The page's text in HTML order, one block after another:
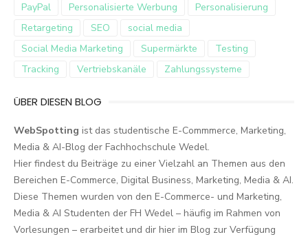
PayPal
Personalisierte Werbung
Personalisierung
Retargeting
SEO
social media
Social Media Marketing
Supermärkte
Testing
Tracking
Vertriebskanäle Zahlungssysteme
ÜBER DIESEN BLOG
WebSpotting ist das studentische E-Commmerce, Marketing,
Media & AI-Blog der Fachhochschule Wedel.
Hier findest du Beiträge zu einer Vielzahl an Themen aus den
Bereichen E-Commerce, Digital Business, Marketing, Media & AI.
Diese Themen wurden von den E-Commerce- und Marketing,
Media & AI Studenten der FH Wedel – häufig im Rahmen von
Vorlesungen – erarbeitet und dir hier im Blog zur Verfügung